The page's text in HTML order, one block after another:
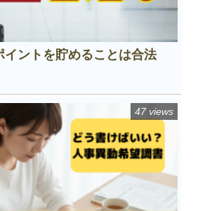
イントを貯めることは合法
47 views